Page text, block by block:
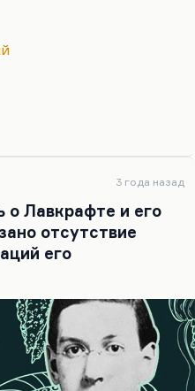
таки очень
к нему. Я
и не зря Андрей
его одним из
Мнение
потому Терц –
реализма в
3 года назад
о Лавкрафте и его
отсутствие
его